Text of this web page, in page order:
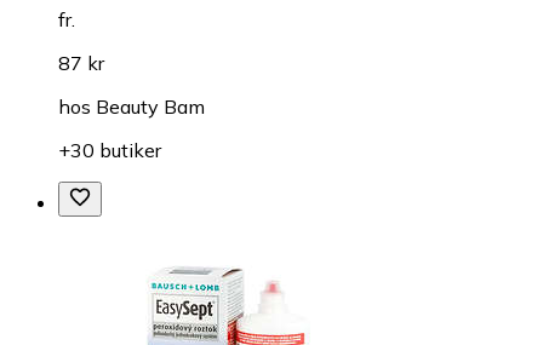
fr.
87 kr
hos Beauty Bam
+30 butiker